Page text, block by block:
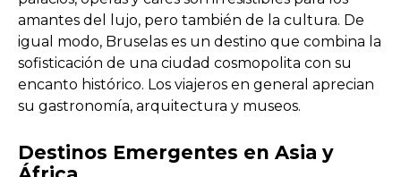
amantes del lujo, pero también de la cultura. De
igual modo, Bruselas es un destino que combina la
sofisticación de una ciudad cosmopolita con su
encanto histórico. Los viajeros en general aprecian
su gastronomía, arquitectura y museos.
Destinos Emergentes en Asia y